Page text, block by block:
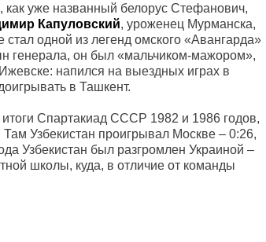
как уже названный белорус Стефанович,
Капуловский, уроженец Мурманска,
одной из легенд омского «Авангарда»
генерала, он был «мальчиком-мажором»,
напился на выездных играх в
в Ташкент.
Спартакиад СССР 1982 и 1986 годов,
Узбекистан проигрывал Москве – 0:26,
Узбекистан был разгромлен Украиной –
школы, куда, в отличие от команды